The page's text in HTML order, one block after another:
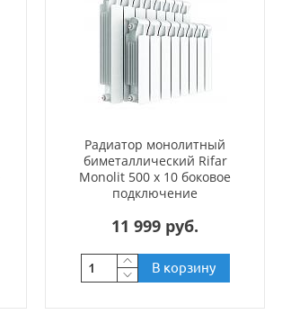
Радиатор монолитный
биметаллический Rifar
Monolit 500 x 10 боковое
подключение
11 999 руб.
В корзину